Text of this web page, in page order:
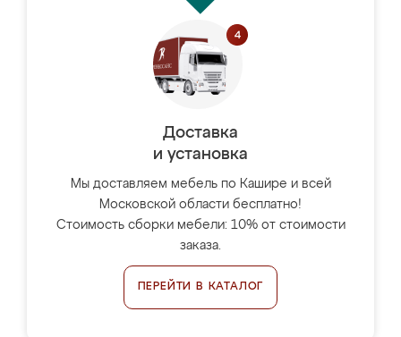
Доставка
и установка
Мы доставляем мебель по Кашире и всей
Московской области бесплатно!
Стоимость сборки мебели: 10% от стоимости
заказа.
ПЕРЕЙТИ В КАТАЛОГ